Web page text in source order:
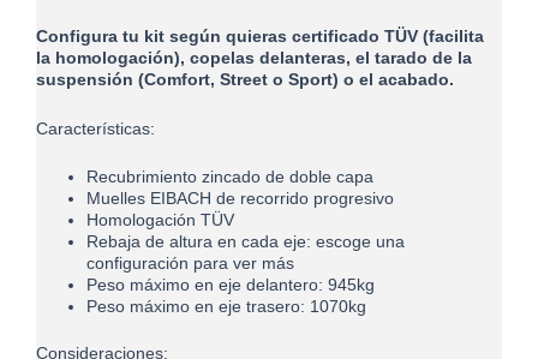
Configura tu kit según quieras certificado TÜV (facilita
la homologación), copelas delanteras, el tarado de la
suspensión (Comfort, Street o Sport) o el acabado.
Características:
Recubrimiento zincado de doble capa
Muelles EIBACH de recorrido progresivo
Homologación TÜV
Rebaja de altura en cada eje: escoge una
configuración para ver más
Peso máximo en eje delantero: 945kg
Peso máximo en eje trasero: 1070kg
Consideraciones: